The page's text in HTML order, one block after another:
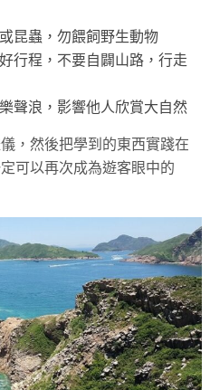
昆蟲，勿餵飼野生動物
行程，不要自闢山路，行走
聲浪，影響他人欣賞大自然
，然後把學到的東西實踐在
可以再次成為遊客眼中的